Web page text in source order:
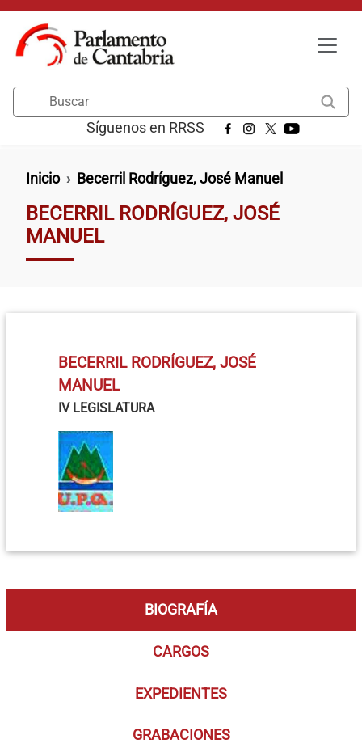
Pasar al contenido principal
Síguenos en RRSS
Ruta de navegación
Inicio Becerril Rodríguez, José Manuel
BECERRIL RODRÍGUEZ, JOSÉ
MANUEL
BECERRIL RODRÍGUEZ, JOSÉ
MANUEL
IV LEGISLATURA
BIOGRAFÍA
CARGOS
EXPEDIENTES
GRABACIONES